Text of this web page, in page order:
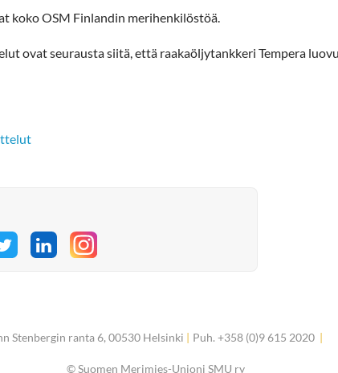
koko OSM Finlandin merihenkilöstöä.
ovat seurausta siitä, että raakaöljytankkeri Tempera
Jaa Twitterissä
Jaa LinkedInissä
Stenbergin ranta 6, 00530 Helsinki | Puh. +358 (0)9 615 2020 |
©Suomen Merimies-Unioni SMU ry